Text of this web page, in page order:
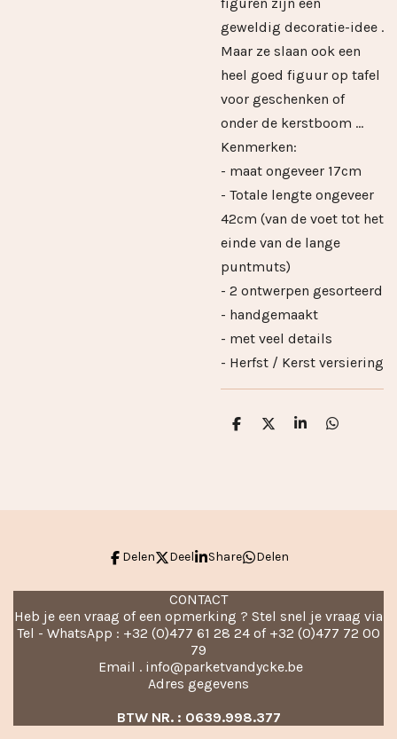
geweldig decoratie-idee .
Maar ze slaan ook een
heel goed figuur op tafel
voor geschenken of
onder de kerstboom ...
Kenmerken:
- maat ongeveer 17cm
- Totale lengte ongeveer
42cm (van de voet tot het
einde van de lange
puntmuts)
- 2 ontwerpen gesorteerd
- handgemaakt
- met veel details
- Herfst / Kerst versiering
D
D
S
D
Delen Deel Share Delen
CONTACT
Heb je een vraag of een opmerking ? Stel snel je vraag via
Tel - WhatsApp : +32 (0)477 61 28 24 of +32 (0)477 72 00
79
Email . info@parketvandycke.be
Adres gegevens
BTW NR. : 0639.998.377